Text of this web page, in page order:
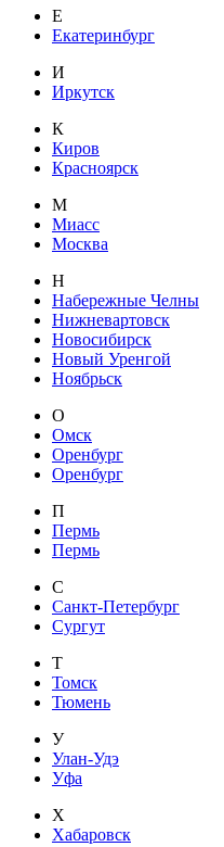
Е
Екатеринбург
И
Иркутск
К
Киров
Красноярск
М
Миасс
Москва
Н
Набережные Челны
Нижневартовск
Новосибирск
Новый Уренгой
Ноябрьск
О
Омск
Оренбург
Оренбург
П
Пермь
Пермь
С
Санкт-Петербург
Сургут
Т
Томск
Тюмень
У
Улан-Удэ
Уфа
Х
Хабаровск